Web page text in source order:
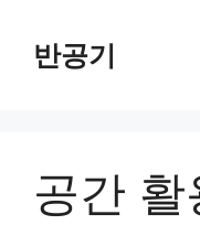
반공기
공간 활